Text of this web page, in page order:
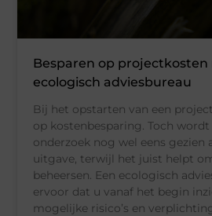
Besparen op projectkosten
ecologisch adviesbureau
Bij het opstarten van een
op kostenbesparing. Toch
onderzoek nog wel eens gezien
uitgave, terwijl het juist helpt
beheersen. Een ecologisch
ervoor dat u vanaf het begin
mogelijke risico’s en